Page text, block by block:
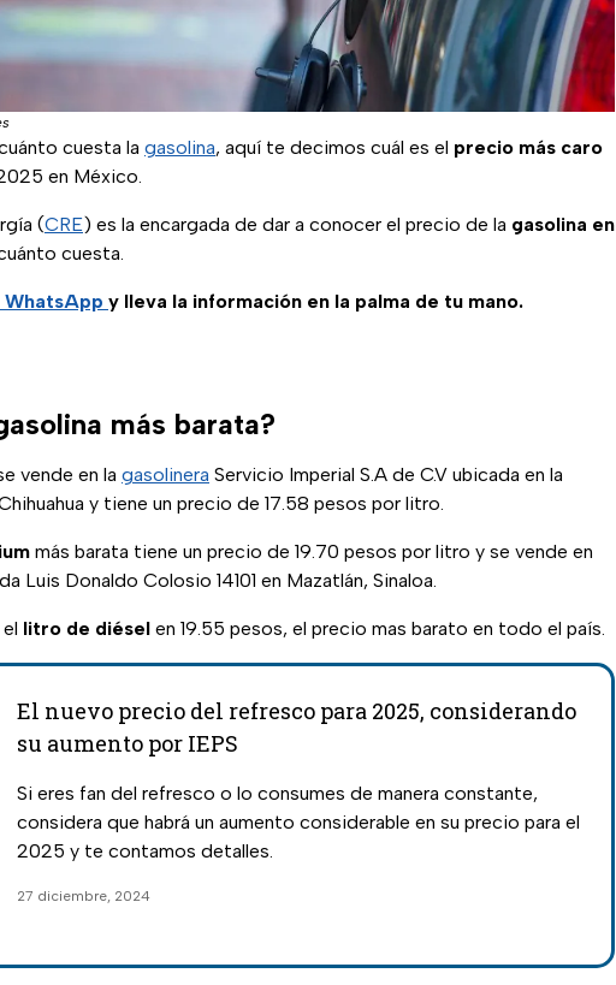
cuesta la gasolina, aquí te decimos cuál es el precio más caro
en México.
(CRE) es la encargada de dar a conocer el precio de la gasolina en
cuesta.
WhatsApp y lleva la información en la palma de tu mano.
más barata?
vende en la gasolinera Servicio Imperial S.A de C.V ubicada en la
y tiene un precio de 17.58 pesos por litro.
más barata tiene un precio de 19.70 pesos por litro y se vende en
Luis Donaldo Colosio 14101 en Mazatlán, Sinaloa.
litro de diésel en 19.55 pesos, el precio mas barato en todo el país.
El nuevo precio del refresco para 2025, considerando
su aumento por IEPS
Si eres fan del refresco o lo consumes de manera constante,
considera que habrá un aumento considerable en su precio para el
2025 y te contamos detalles.
27 diciembre, 2024